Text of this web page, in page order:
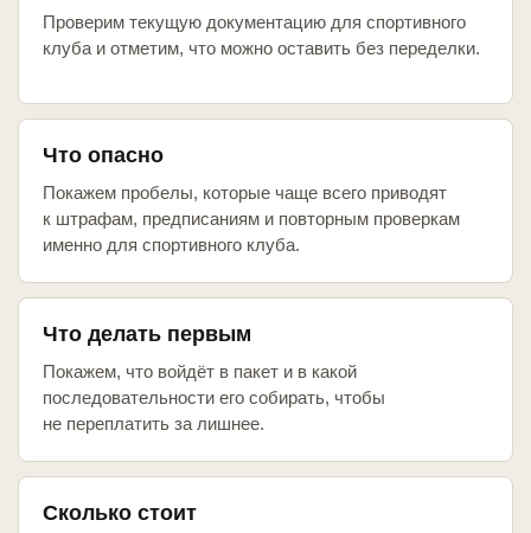
Проверим текущую документацию для спортивного
клуба и отметим, что можно оставить без переделки.
Что опасно
Покажем пробелы, которые чаще всего приводят
к штрафам, предписаниям и повторным проверкам
именно для спортивного клуба.
Что делать первым
Покажем, что войдёт в пакет и в какой
последовательности его собирать, чтобы
не переплатить за лишнее.
Сколько стоит